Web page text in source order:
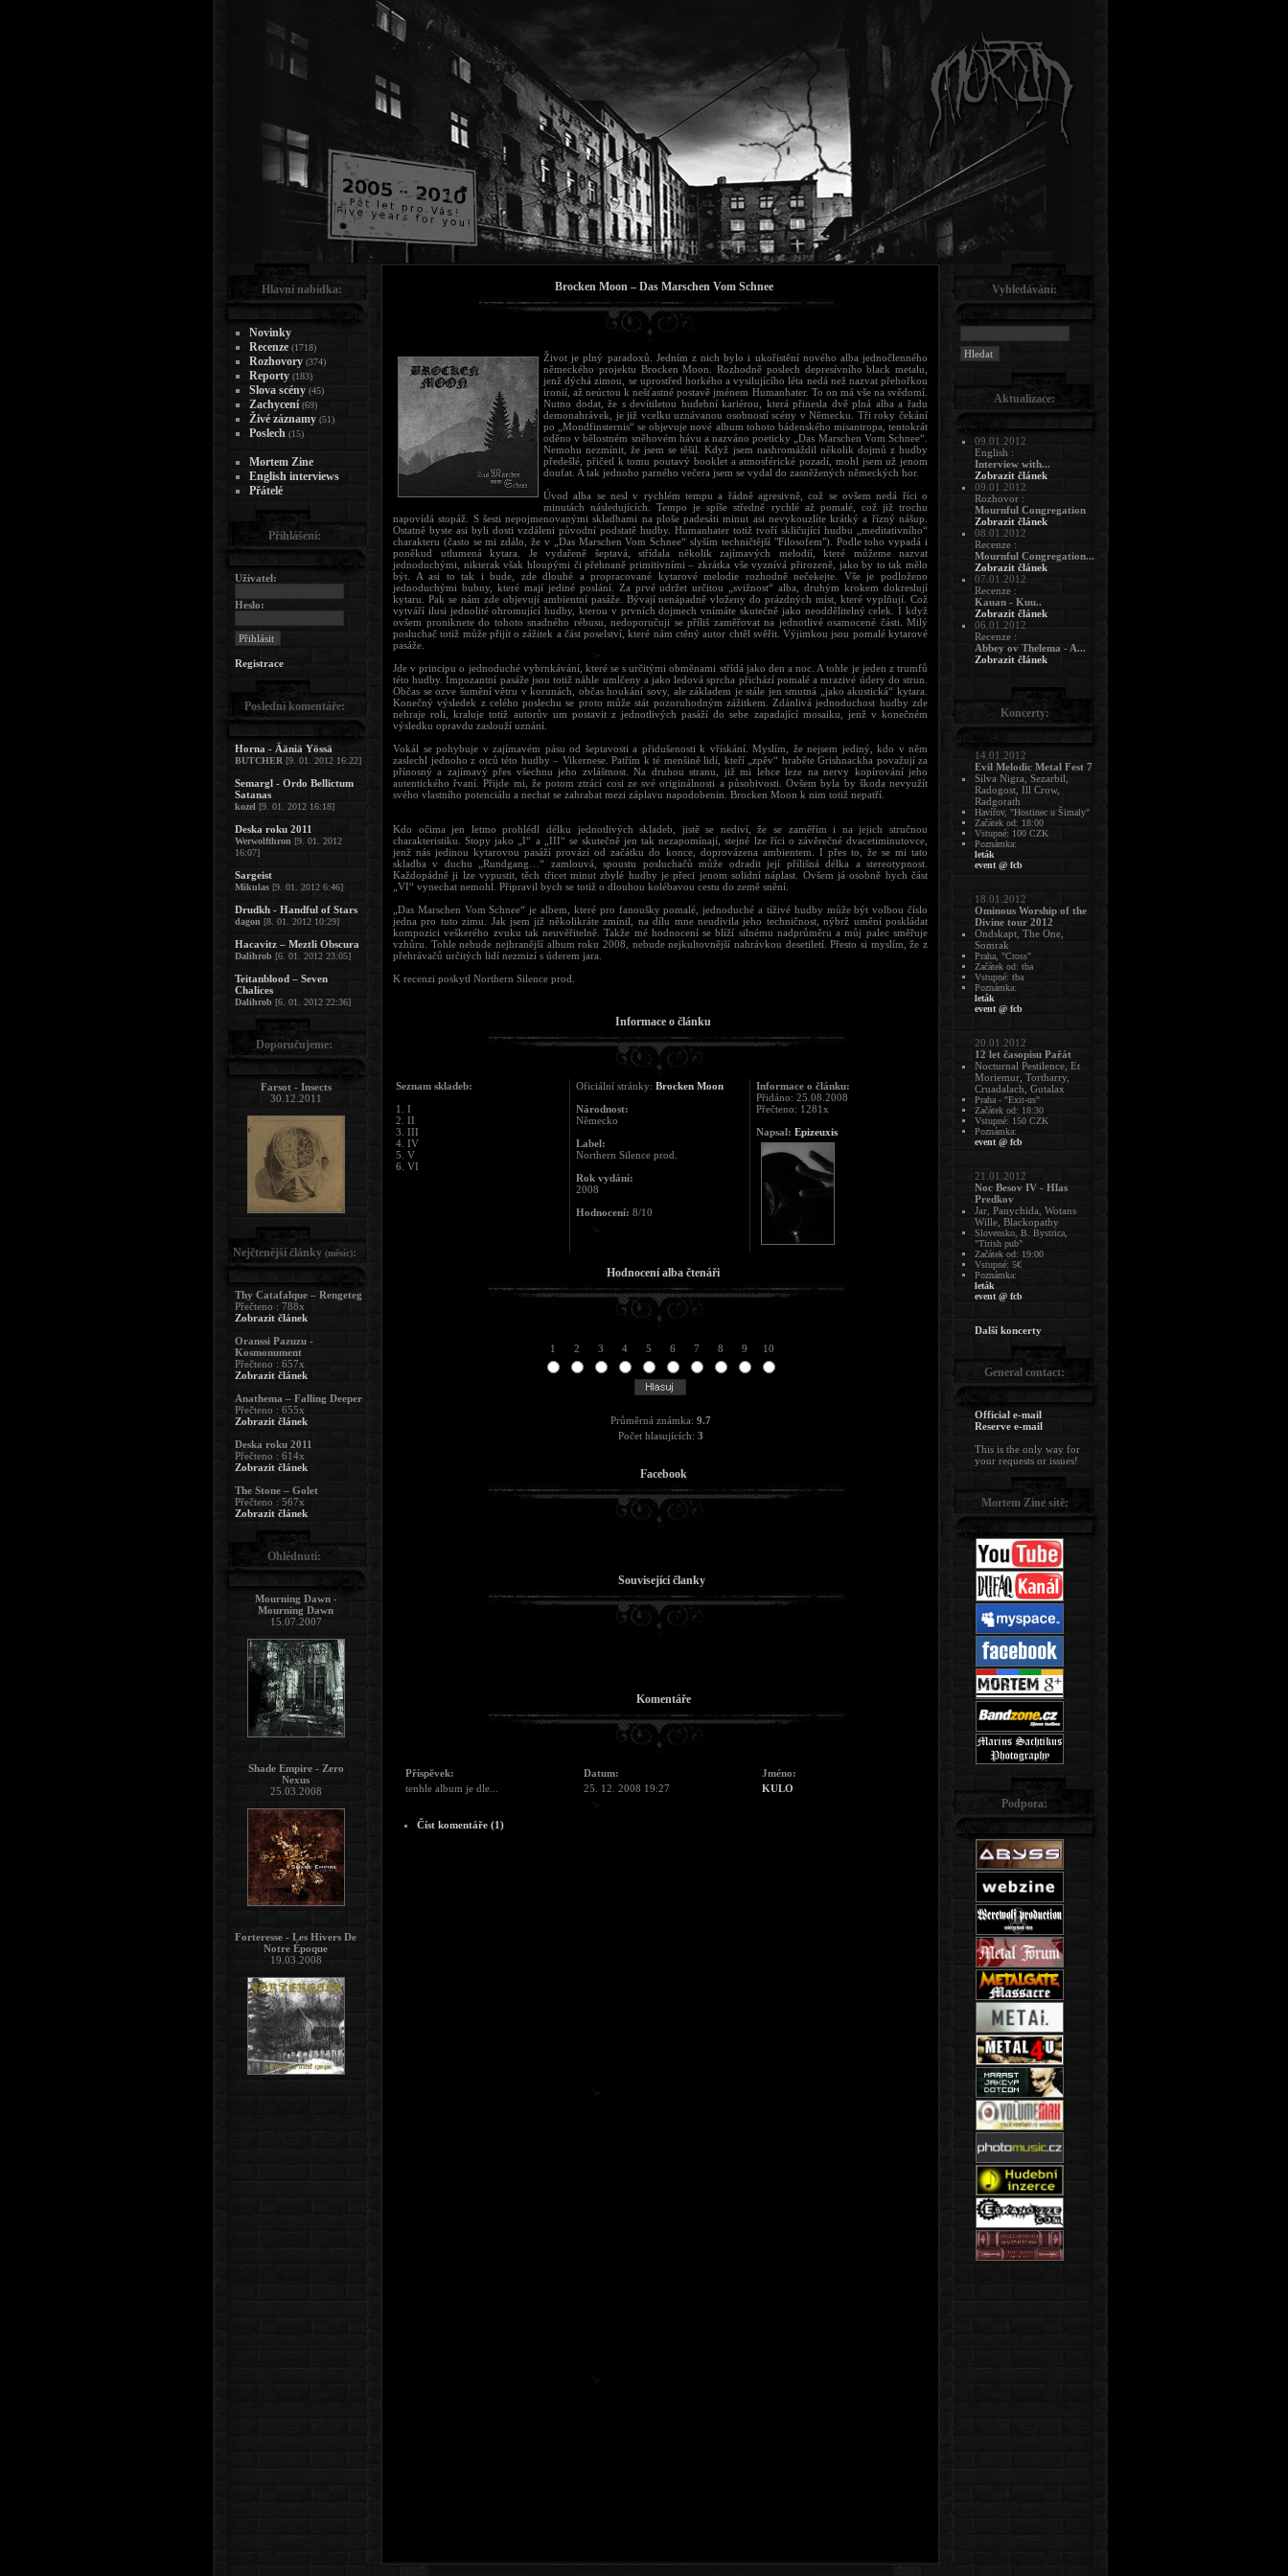
Brocken Moon – Das Marschen Vom Schnee
Život je plný paradoxů. Jedním z nich bylo i ukořistění nového alba jednočlenného
německého projektu Brocken Moon. Rozhodně poslech depresívního black metalu,
jenž dýchá zimou, se uprostřed horkého a vysilujícího léta nedá než nazvat přehořkou
ironií, až neúctou k nešťastné postavě jménem Humanhater. To on má vše na svědomí.
Nutno dodat, že s devítiletou hudební kariérou, která přinesla dvě plná alba a řadu
demonahrávek, je již vcelku uznávanou osobností scény v Německu. Tři roky čekání
po „Mondfinsternis“ se objevuje nové album tohoto bádenského misantropa, tentokrát
oděno v bělostném sněhovém hávu a nazváno poeticky „Das Marschen Vom Schnee“.
Nemohu nezmínit, že jsem se těšil. Když jsem nashromáždil několik dojmů z hudby
předešlé, přičetl k tomu poutavý booklet a atmosférické pozadí, mohl jsem už jenom
doufat. A tak jednoho parného večera jsem se vydal do zasněžených německých hor.
Úvod alba se nesl v rychlém tempu a řádně agresivně, což se ovšem nedá říci o
minutách následujících. Tempo je spíše středně rychlé až pomalé, což již trochu
napovídá stopáž. S šesti nepojmenovanými skladbami na ploše padesáti minut asi nevykouzlíte krátký a řízný nášup.
Ostatně byste asi byli dosti vzdáleni původní podstatě hudby. Humanhater totiž tvoří skličující hudbu „meditativního“
charakteru (často se mi zdálo, že v „Das Marschen Vom Schnee“ slyším techničtější "Filosofem"). Podle toho vypadá i
poněkud utlumená kytara. Je vydařeně šeptavá, střídala několik zajímavých melodií, které můžeme nazvat
jednoduchými, nikterak však hloupými či přehnaně primitivními – zkrátka vše vyznívá přirozeně, jako by to tak mělo
být. A asi to tak i bude, zde dlouhé a propracované kytarové melodie rozhodně nečekejte. Vše je podloženo
jednoduchými bubny, které mají jediné poslání. Za prvé udržet určitou „svižnost“ alba, druhým krokem dokreslují
kytaru. Pak se nám zde objevují ambientní pasáže. Bývají nenápadně vloženy do prázdných míst, které vyplňují. Což
vytváří ilusi jednolité ohromující hudby, kterou v prvních dojmech vnímáte skutečně jako neoddělitelný celek. I když
ovšem proniknete do tohoto snadného rébusu, nedoporučuji se příliš zaměřovat na jednotlivé osamocené části. Milý
posluchač totiž může přijít o zážitek a část poselství, které nám ctěný autor chtěl svěřit. Výjimkou jsou pomalé kytarové
pasáže.
Jde v principu o jednoduché vybrnkávání, které se s určitými obměnami střídá jako den a noc. A tohle je jeden z trumfů
této hudby. Impozantní pasáže jsou totiž náhle umlčeny a jako ledová sprcha přichází pomalé a mrazivé údery do strun.
Občas se ozve šumění větru v korunách, občas houkání sovy, ale základem je stále jen smutná „jako akustická“ kytara.
Konečný výsledek z celého poslechu se proto může stát pozoruhodným zážitkem. Zdánlivá jednoduchost hudby zde
nehraje roli, kraluje totiž autorův um postavit z jednotlivých pasáží do sebe zapadající mosaiku, jenž v konečném
výsledku opravdu zaslouží uznání.
Vokál se pohybuje v zajímavém pásu od šeptavosti a přidušenosti k vřískání. Myslím, že nejsem jediný, kdo v něm
zaslechl jednoho z otců této hudby – Vikernese. Patřím k té menšině lidí, kteří „zpěv“ hraběte Grishnackha považují za
přínosný a zajímavý přes všechnu jeho zvláštnost. Na druhou stranu, již mi lehce leze na nervy kopírování jeho
autentického řvaní. Přijde mi, že potom ztrácí cosi ze své originálnosti a působivosti. Ovšem byla by škoda nevyužít
svého vlastního potenciálu a nechat se zahrabat mezi záplavu napodobenin. Brocken Moon k nim totiž nepatří.
Kdo očima jen letmo prohlédl délku jednotlivých skladeb, jistě se nediví, že se zaměřím i na jejich stručnou
charakteristiku. Stopy jako „I“ a „III“ se skutečně jen tak nezapomínají, stejné lze říci o závěrečné dvacetiminutovce,
jenž nás jedinou kytarovou pasáží provází od začátku do konce, doprovázena ambientem. I přes to, že se mi tato
skladba v duchu „Rundgang…“ zamlouvá, spoustu posluchačů může odradit její přílišná délka a stereotypnost.
Každopádně ji lze vypustit, těch třicet minut zbylé hudby je přeci jenom solidní náplast. Ovšem já osobně bych část
„VI“ vynechat nemohl. Připravil bych se totiž o dlouhou kolébavou cestu do země snění.
„Das Marschen Vom Schnee“ je albem, které pro fanoušky pomalé, jednoduché a tíživé hudby může být volbou číslo
jedna pro tuto zimu. Jak jsem již několikráte zmínil, na dílu mne neudivila jeho techničnost, nýbrž umění poskládat
kompozici veškerého zvuku tak neuvěřitelně. Takže mé hodnocení se blíží silnému nadprůměru a můj palec směřuje
vzhůru. Tohle nebude nejhranější album roku 2008, nebude nejkultovnější nahrávkou desetiletí. Přesto si myslím, že z
přehrávačů určitých lidí nezmizí s úderem jara.
K recenzi poskytl Northern Silence prod.
Informace o článku
Seznam skladeb:
1. I
2. II
3. III
4. IV
5. V
6. VI
Oficiální stránky: Brocken Moon
Národnost:
Německo
Label:
Northern Silence prod.
Rok vydání:
2008
Hodnocení: 8/10
Informace o článku:
Přidáno: 25.08.2008
Přečteno: 1281x
Napsal: Epizeuxis
Hodnocení alba čtenáři
1 2 3 4 5 6 7 8 9 10
Průměrná známka: 9.7
Počet hlasujících: 3
Facebook
Související članky
Komentáře
Příspěvek: Datum:
Jméno:
tenhle album je dle...
25. 12. 2008 19:27 KULO
Číst komentáře (1)
Hlavní nabídka:
Novinky
Recenze (1718)
Rozhovory (374)
Reporty (183)
Slova scény (45)
Zachycení (69)
Živé záznamy (51)
Poslech (15)
Mortem Zine
English interviews
Přátelé
Přihlášení:
Uživatel:
Heslo:
Registrace
Poslední komentáře:
Horna - Ääniä Yössä
BUTCHER [9. 01. 2012 16:22]
Semargl - Ordo Bellictum
Satanas
kozel [9. 01. 2012 16:18]
Deska roku 2011
Werwolfthron [9. 01. 2012
16:07]
Sargeist
Mikulas [9. 01. 2012 6:46]
Drudkh - Handful of Stars
dagon [8. 01. 2012 10:29]
Hacavitz – Meztli Obscura
Dalihrob [6. 01. 2012 23:05]
Teitanblood – Seven
Chalices
Dalihrob [6. 01. 2012 22:36]
Doporučujeme:
Farsot - Insects
30.12.2011
Nejčtenější články (měsíc):
Thy Catafalque – Rengeteg
Přečteno : 788x
Zobrazit článek
Oranssi Pazuzu -
Kosmonument
Přečteno : 657x
Zobrazit článek
Anathema – Falling Deeper
Přečteno : 655x
Zobrazit článek
Deska roku 2011
Přečteno : 614x
Zobrazit článek
The Stone – Golet
Přečteno : 567x
Zobrazit článek
Ohlédnutí:
Mourning Dawn -
Mourning Dawn
15.07.2007
Shade Empire - Zero
Nexus
25.03.2008
Forteresse - Les Hivers De
Notre Époque
19.03.2008
Vyhledávání:
Aktualizace:
09.01.2012
English :
Interview with...
Zobrazit článek
09.01.2012
Rozhovor :
Mournful Congregation
Zobrazit článek
08.01.2012
Recenze :
Mournful Congregation...
Zobrazit článek
07.01.2012
Recenze :
Kauan - Kuu..
Zobrazit článek
06.01.2012
Recenze :
Abbey ov Thelema - A...
Zobrazit článek
Koncerty:
14.01.2012
Evil Melodic Metal Fest 7
Silva Nigra, Sezarbil,
Radogost, Ill Crow,
Radgorath
Havířov, "Hostinec u Šimaly"
Začátek od: 18:00
Vstupné: 100 CZK
Poznámka:
leták
event @ fcb
18.01.2012
Ominous Worship of the
Divine tour 2012
Ondskapt, The One,
Somrak
Praha, "Cross"
Začátek od: tba
Vstupné: tba
Poznámka:
leták
event @ fcb
20.01.2012
12 let časopisu Pařát
Nocturnal Pestilence, Et
Moriemur, Tortharry,
Cruadalach, Gutalax
Praha - "Exit-us"
Začátek od: 18:30
Vstupné: 150 CZK
Poznámka:
event @ fcb
21.01.2012
Noc Besov IV - Hlas
Predkov
Jar, Panychida, Wotans
Wille, Blackopathy
Slovensko, B. Bystrica,
"Tirish pub"
Začátek od: 19:00
Vstupné: 5€
Poznámka:
leták
event @ fcb
Další koncerty
General contact:
Official e-mail
Reserve e-mail
This is the only way for
your requests or issues!
Mortem Zine sítě:
Podpora: